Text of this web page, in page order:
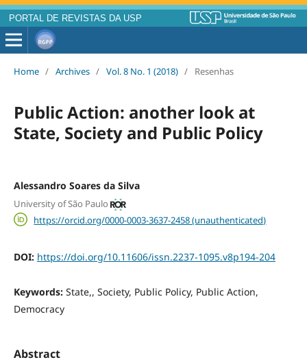
PORTAL DE REVISTAS DA USP
Home / Archives / Vol. 8 No. 1 (2018) / Resenhas
Public Action: another look at
State, Society and Public Policy
Alessandro Soares da Silva
University of São Paulo
https://orcid.org/0000-0003-3637-2458 (unauthenticated)
DOI: https://doi.org/10.11606/issn.2237-1095.v8p194-204
Keywords: State,, Society, Public Policy, Public Action,
Democracy
Abstract